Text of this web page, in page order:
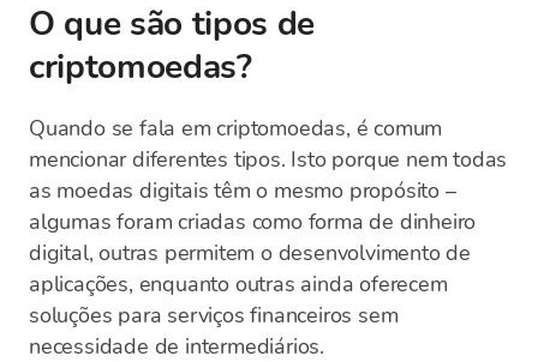
O que são tipos de
criptomoedas?
Quando se fala em criptomoedas, é comum
mencionar diferentes tipos. Isto porque nem todas
as moedas digitais têm o mesmo propósito –
algumas foram criadas como forma de dinheiro
digital, outras permitem o desenvolvimento de
aplicações, enquanto outras ainda oferecem
soluções para serviços financeiros sem
necessidade de intermediários.